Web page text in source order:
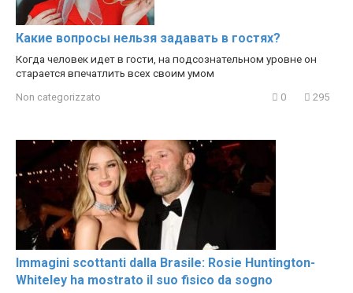
Какие вопросы нельзя задавать в гостях?
Когда человек идет в гости, на подсознательном уровне он
старается впечатлить всех своим умом
Non categorizzato 0 295
Immagini scottanti dalla Brasile: Rosie Huntington-
Whiteley ha mostrato il suo fisico da sogno